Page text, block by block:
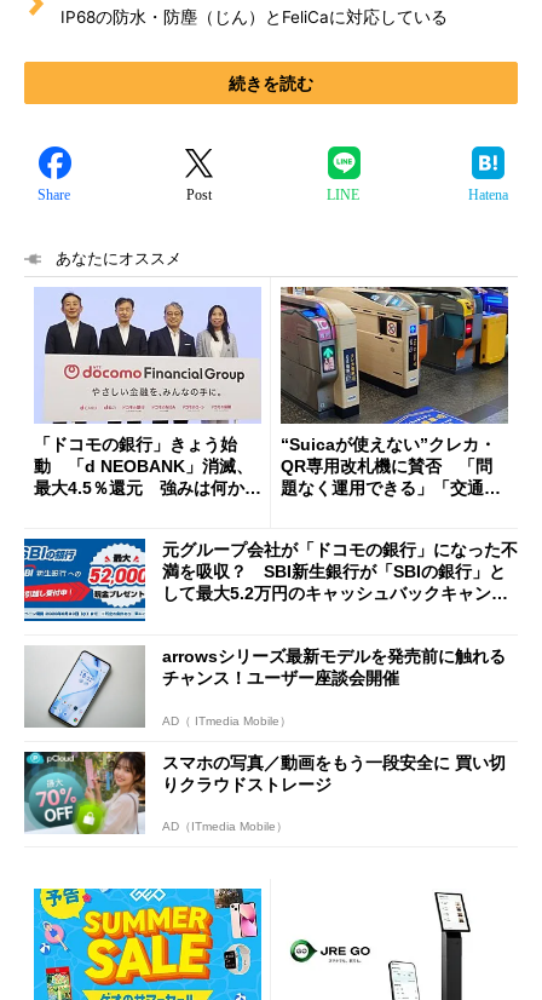
IP68の防水・防塵（じん）とFeliCaに対応している
続きを読む
Share Post LINE Hatena
あなたにオススメ
「ドコモの銀行」きょう始
動 「d NEOBANK」消滅、
最大4.5％還元 強みは何か解
“Suicaが使えない”クレカ・
QR専用改札機に賛否 「問
題なく運用できる」「交通系I
元グループ会社が「ドコモの銀行」になった不
満を吸収？ SBI新生銀行が「SBIの銀行」と
して最大5.2万円のキャッシュバックキャンペ
arrowsシリーズ最新モデルを発売前に触れる
チャンス！ユーザー座談会開催
AD（ ITmedia Mobile）
スマホの写真／動画をもう一段安全に 買い切
りクラウドストレージ
AD（ITmedia Mobile）